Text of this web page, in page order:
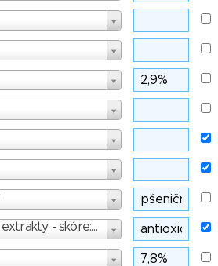
E392 - Rozmarýnové extrakty - skóre: 0